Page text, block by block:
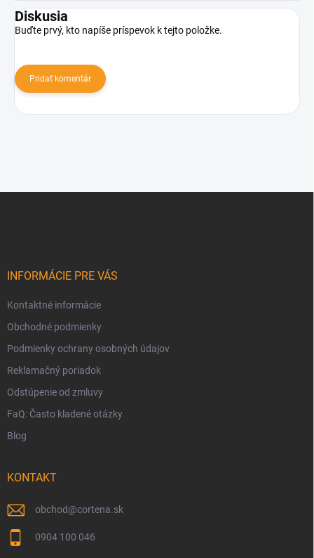
Diskusia
Buďte prvý, kto napíše príspevok k tejto položke.
Pridať komentár
INFORMÁCIE PRE VÁS
Kontaktné informácie
Obchodné podmienky
Podmienky ochrany osobných údajov
Reklamačný poriadok
Odstúpenie od zmluvy
FaQ: Často kladené otázky
Blog
KONTAKT
obchod@cortena.sk
0904 100 046